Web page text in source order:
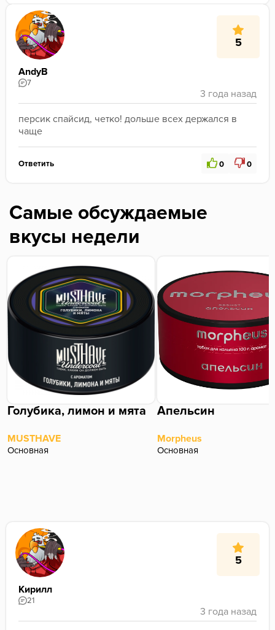
5
AndyB
7
персик спайсид, четко! дольше всех держался в
чаще
Ответить 0 0
Самые обсуждаемые
вкусы недели
Голубика, лимон и мята
MUSTHAVE
Основная
Апельсин
Morpheus
Основная
5
Кирилл
21